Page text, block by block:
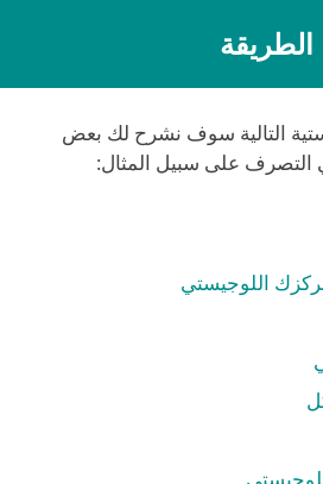
الطريقة
التالية سوف نشرح لك بعض
التصرف على سبيل المثال:
مركزك اللوجيستي